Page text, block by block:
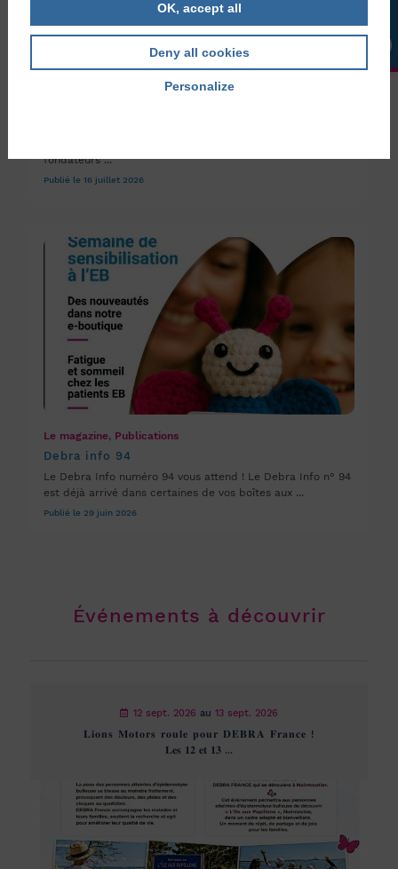
fondateurs ...
Publié le 16 juillet 2026
Le magazine, Publications
Debra info 94
Le Debra Info numéro 94 vous attend ! Le Debra Info n° 94
est déjà arrivé dans certaines de vos boîtes aux ...
Publié le 29 juin 2026
Événements à découvrir
12 sept. 2026 au 13 sept. 2026
𝐋𝐢𝐨𝐧𝐬 𝐌𝐨𝐭𝐨𝐫𝐬 𝐫𝐨𝐮𝐥𝐞 𝐩𝐨𝐮𝐫 𝐃𝐄𝐁𝐑𝐀 𝐅𝐫𝐚𝐧𝐜𝐞 !
𝐋𝐞𝐬 𝟏𝟐 𝐞𝐭 𝟏𝟑 ...
OK, accept all
Deny all cookies
Personalize